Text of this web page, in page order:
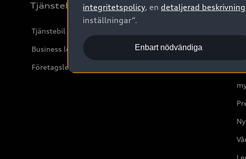
Tjänstebil
Tjänstebil
Business lease online
Företagsleasing
integritetspolicy, en detaljerad
inställningar“.
Enbart nödvändiga